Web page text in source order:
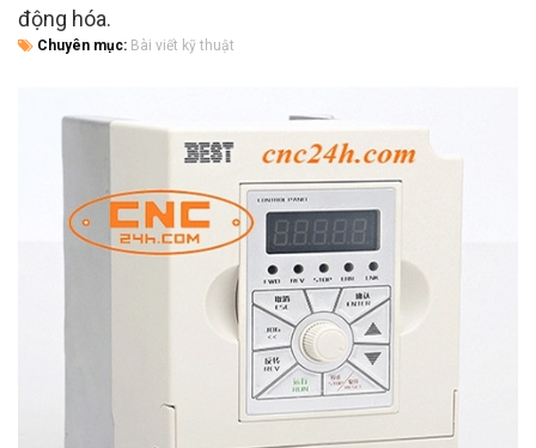
động hóa.
Chuyên mục: Bài viết kỹ thuật